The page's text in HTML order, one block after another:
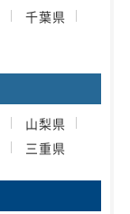
千葉県
山梨県
三重県